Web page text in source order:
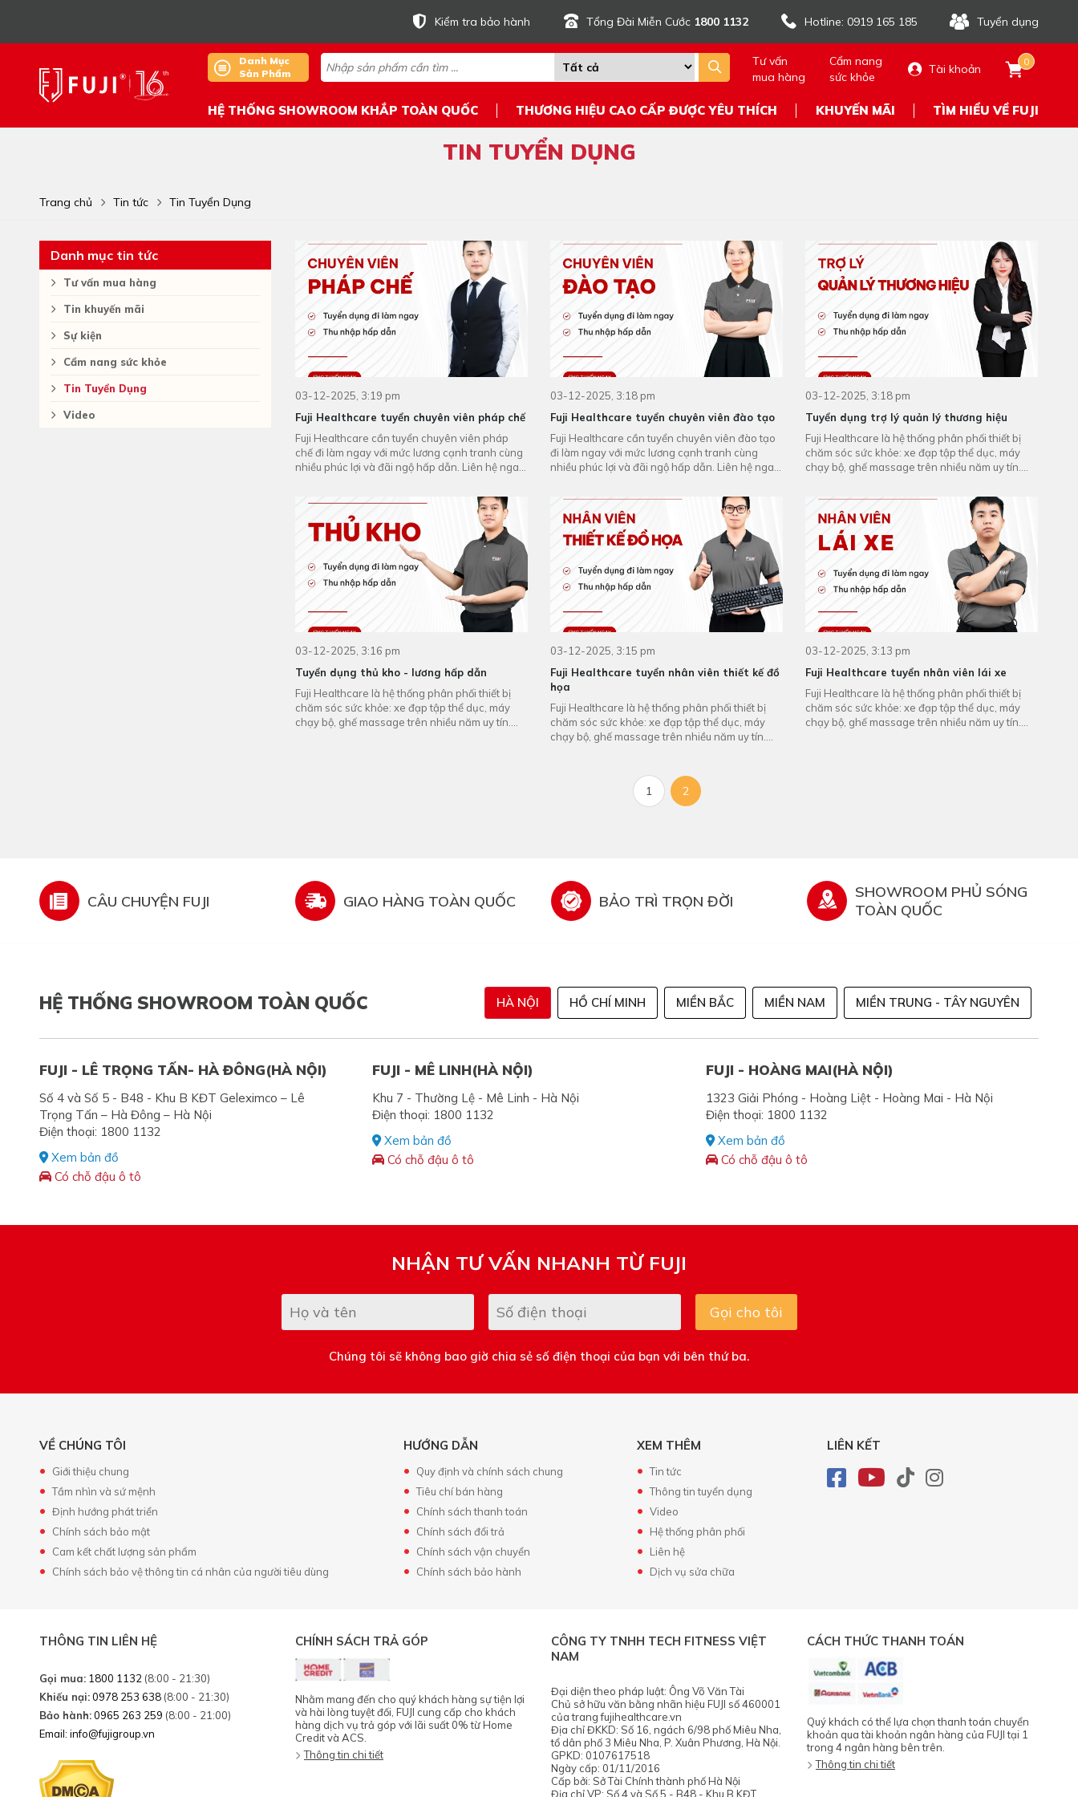
Kiểm tra bảo hành Tổng Đài Miễn Cước 1800 1132 Hotline: 0919 165 185 Tuyển dụng
Danh Mục
Sản Phẩm
Tư vấn
mua hàng
Cẩm nang
sức khỏe
Tài khoản
0
HỆ THỐNG SHOWROOM KHẮP TOÀN QUỐC THƯƠNG HIỆU CAO CẤP ĐƯỢC YÊU THÍCH KHUYẾN MÃI TÌM HIỂU VỀ FUJI
TIN TUYỂN DỤNG
Trang chủ Tin tức Tin Tuyển Dụng
Danh mục tin tức
Tư vấn mua hàng
Tin khuyến mãi
Sự kiện
Cẩm nang sức khỏe
Tin Tuyển Dụng
Video
03-12-2025, 3:19 pm
Fuji Healthcare tuyển chuyên viên pháp chế
Fuji Healthcare cần tuyển chuyên viên pháp
chế đi làm ngay với mức lương cạnh tranh cùng
nhiều phúc lợi và đãi ngộ hấp dẫn. Liên hệ ngay
03-12-2025, 3:18 pm
Fuji Healthcare tuyển chuyên viên đào tạo
Fuji Healthcare cần tuyển chuyên viên đào tạo
đi làm ngay với mức lương cạnh tranh cùng
nhiều phúc lợi và đãi ngộ hấp dẫn. Liên hệ ngay
03-12-2025, 3:18 pm
Tuyển dụng trợ lý quản lý thương hiệu
Fuji Healthcare là hệ thống phân phối thiết bị
chăm sóc sức khỏe: xe đạp tập thể dục, máy
chạy bộ, ghế massage trên nhiều năm uy tín.
03-12-2025, 3:16 pm
Tuyển dụng thủ kho - lương hấp dẫn
Fuji Healthcare là hệ thống phân phối thiết bị
chăm sóc sức khỏe: xe đạp tập thể dục, máy
chạy bộ, ghế massage trên nhiều năm uy tín.
03-12-2025, 3:15 pm
Fuji Healthcare tuyển nhân viên thiết kế đồ
họa
Fuji Healthcare là hệ thống phân phối thiết bị
chăm sóc sức khỏe: xe đạp tập thể dục, máy
chạy bộ, ghế massage trên nhiều năm uy tín.
03-12-2025, 3:13 pm
Fuji Healthcare tuyển nhân viên lái xe
Fuji Healthcare là hệ thống phân phối thiết bị
chăm sóc sức khỏe: xe đạp tập thể dục, máy
chạy bộ, ghế massage trên nhiều năm uy tín.
1 2
CÂU CHUYỆN FUJI GIAO HÀNG TOÀN QUỐC BẢO TRÌ TRỌN ĐỜI
SHOWROOM PHỦ SÓNG
TOÀN QUỐC
HỆ THỐNG SHOWROOM TOÀN QUỐC HÀ NỘI HỒ CHÍ MINH MIỀN BẮC MIỀN NAM MIỀN TRUNG - TÂY NGUYÊN
FUJI - LÊ TRỌNG TẤN- HÀ ĐÔNG(HÀ NỘI)
Số 4 và Số 5 - B48 - Khu B KĐT Geleximco – Lê
Trọng Tấn – Hà Đông – Hà Nội
Điện thoại: 1800 1132
Xem bản đồ
Có chỗ đậu ô tô
FUJI - MÊ LINH(HÀ NỘI)
Khu 7 - Thường Lệ - Mê Linh - Hà Nội
Điện thoại: 1800 1132
Xem bản đồ
Có chỗ đậu ô tô
FUJI - HOÀNG MAI(HÀ NỘI)
1323 Giải Phóng - Hoàng Liệt - Hoàng Mai - Hà Nội
Điện thoại: 1800 1132
Xem bản đồ
Có chỗ đậu ô tô
NHẬN TƯ VẤN NHANH TỪ FUJI
Gọi cho tôi
Chúng tôi sẽ không bao giờ chia sẻ số điện thoại của bạn với bên thứ ba.
VỀ CHÚNG TÔI
Giới thiệu chung
Tầm nhìn và sứ mệnh
Định hướng phát triển
Chính sách bảo mật
Cam kết chất lượng sản phẩm
Chính sách bảo vệ thông tin cá nhân của người tiêu dùng
HƯỚNG DẪN
Quy định và chính sách chung
Tiêu chí bán hàng
Chính sách thanh toán
Chính sách đổi trả
Chính sách vận chuyển
Chính sách bảo hành
XEM THÊM
Tin tức
Thông tin tuyển dụng
Video
Hệ thống phân phối
Liên hệ
Dịch vụ sửa chữa
LIÊN KẾT
THÔNG TIN LIÊN HỆ
Gọi mua: 1800 1132 (8:00 - 21:30)
Khiếu nại:0978 253 638 (8:00 - 21:30)
Bảo hành:0965 263 259 (8:00 - 21:00)
Email: info@fujigroup.vn
CHÍNH SÁCH TRẢ GÓP
Nhằm mang đến cho quý khách hàng sự tiện lợi
và hài lòng tuyệt đối, FUJI cung cấp cho khách
hàng dịch vụ trả góp với lãi suất 0% từ Home
Credit và ACS.
Thông tin chi tiết
CÔNG TY TNHH TECH FITNESS VIỆT
NAM
Đại diện theo pháp luật: Ông Võ Văn Tài
Chủ sở hữu văn bằng nhãn hiệu FUJI số 460001
của trang fujihealthcare.vn
Địa chỉ ĐKKD: Số 16, ngách 6/98 phố Miêu Nha,
tổ dân phố 3 Miêu Nha, P. Xuân Phương, Hà Nội.
GPKD: 0107617518
Ngày cấp: 01/11/2016
Cấp bởi: Sở Tài Chính thành phố Hà Nội
Địa chỉ VP: Số 4 và Số 5 - B48 - Khu B KĐT
CÁCH THỨC THANH TOÁN
Quý khách có thể lựa chọn thanh toán chuyển
khoản qua tài khoản ngân hàng của FUJI tại 1
trong 4 ngân hàng bên trên.
Thông tin chi tiết